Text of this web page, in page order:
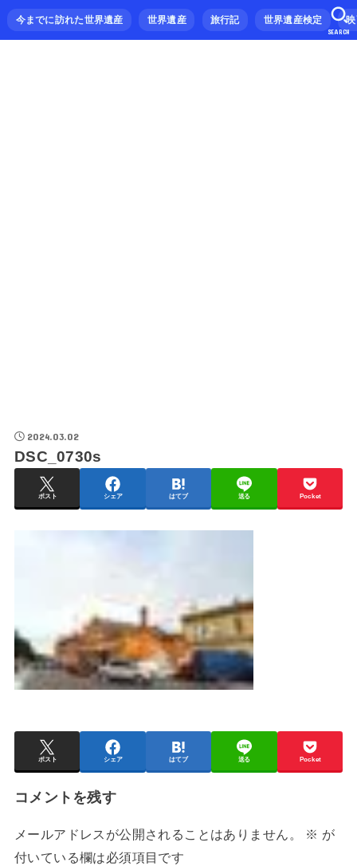
今までに訪れた世界遺産 世界遺産 旅行記 世界遺産検定
SEARCH
2024.03.02
DSC_0730s
ポスト シェア はてブ 送る Pocket
ポスト シェア はてブ 送る Pocket
コメントを残す
メールアドレスが公開されることはありません。 ※ が
付いている欄は必須項目です